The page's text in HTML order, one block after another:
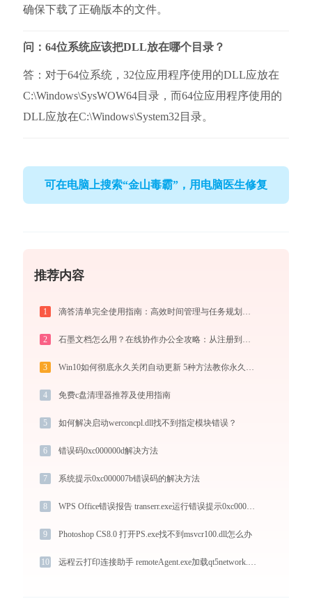
确保下载了正确版本的文件。
问：64位系统应该把DLL放在哪个目录？
答：对于64位系统，32位应用程序使用的DLL应放在
C:\Windows\SysWOW64目录，而64位应用程序使用的
DLL应放在C:\Windows\System32目录。
可在电脑上搜索“金山毒霸”，用电脑医生修复
推荐内容
1
2
3
4 免费c盘清理器推荐及使用指南
5 如何解决启动werconcpl.dll找不到指定模块错误？
6 错误码0xc000000d解决方法
7 系统提示0xc000007b错误码的解决方法
8 WPS Office错误报告 transerr.exe运行错误提示0xc000000d的解决办法
9 Photoshop CS8.0 打开PS.exe找不到msvcr100.dll怎么办
10